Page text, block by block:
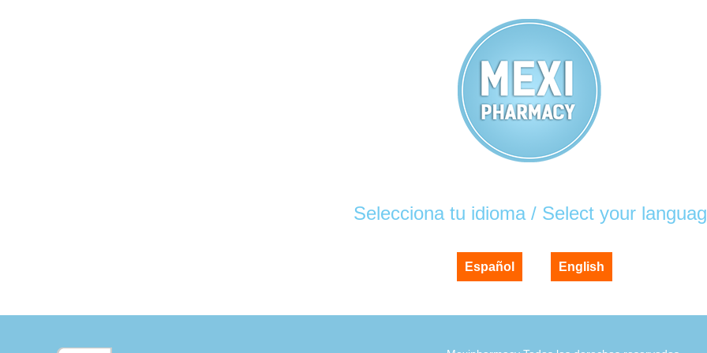
Selecciona tu idioma / Select your
Español English